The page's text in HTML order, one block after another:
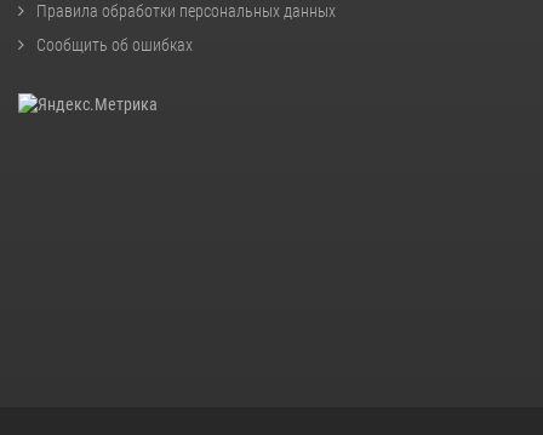
Правила обработки персональных данных
Сообщить об ошибках